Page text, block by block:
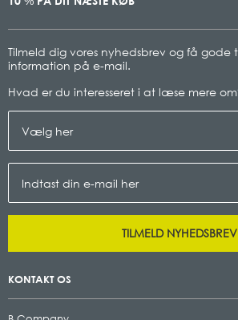
Tilmeld dig vores nyhedsbrev og få gode
information på e-mail.
Hvad er du interesseret i at læse mere om
TILMELD NYHEDSBREV
KONTAKT OS